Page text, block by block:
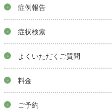
症例報告
症状検索
よくいただくご質問
料金
ご予約